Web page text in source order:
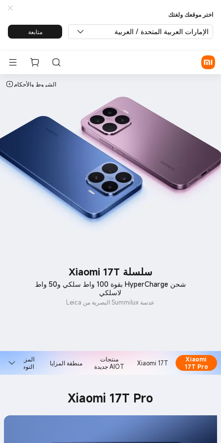
اختر موقعك ولغتك
الإمارات العربية المتحدة / العربية متابعة
سلسلة Xiaomi 17T| أحدث إصدار | شاومي® الإمارات العربية المتحدة
الشروط والأحكام
سلسلة Xiaomi 17T
شحن HyperCharge بقوة 100 واط سلكي و50 واط
لاسلكي
عدسة Summilux البصرية من Leica
Xiaomi
17T Pro
Xiaomi 17T
منتجات
AIOT جديدة
منطقة المزايا
المزيد من
التوصيات
Xiaomi 17T Pro